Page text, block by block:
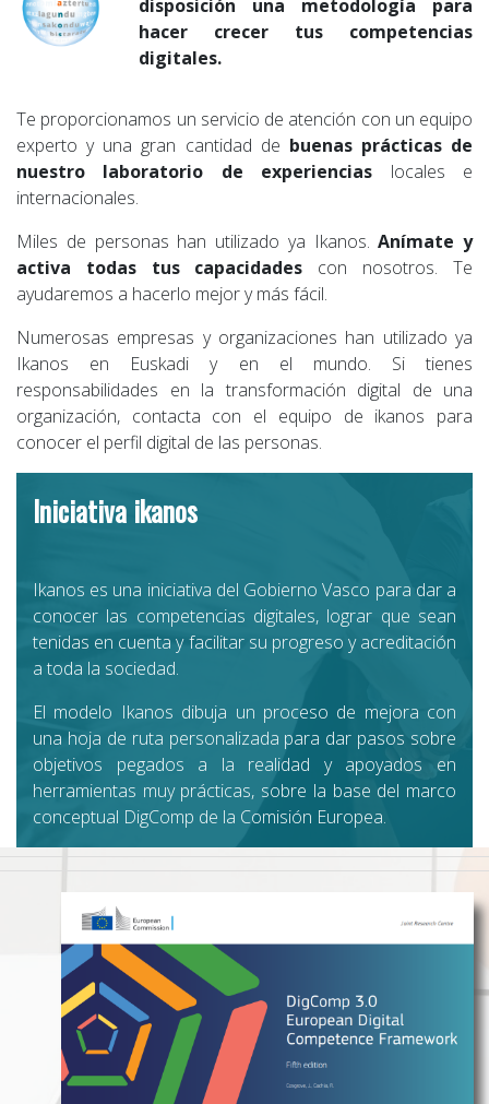
disposición una metodología para
hacer crecer tus competencias
digitales.
Te proporcionamos un servicio de atención con un equipo
experto y una gran cantidad de buenas prácticas de
nuestro laboratorio de experiencias locales e
internacionales.
Miles de personas han utilizado ya Ikanos.Anímate y
activa todas tus capacidades con nosotros. Te
ayudaremos a hacerlo mejor y más fácil.
Numerosas empresas y organizaciones han utilizado ya
Ikanos en Euskadi y en el mundo. Si tienes
responsabilidades en la transformación digital de una
organización, contacta con el equipo de ikanos para
conocer el perfil digital de las personas.
Iniciativa ikanos
Ikanos es una iniciativa del Gobierno Vasco para dar a
conocer las competencias digitales, lograr que sean
tenidas en cuenta y facilitar su progreso y acreditación
a toda la sociedad.
El modelo Ikanos dibuja un proceso de mejora con
una hoja de ruta personalizada para dar pasos sobre
objetivos pegados a la realidad y apoyados en
herramientas muy prácticas, sobre la base del marco
conceptual DigComp de la Comisión Europea.